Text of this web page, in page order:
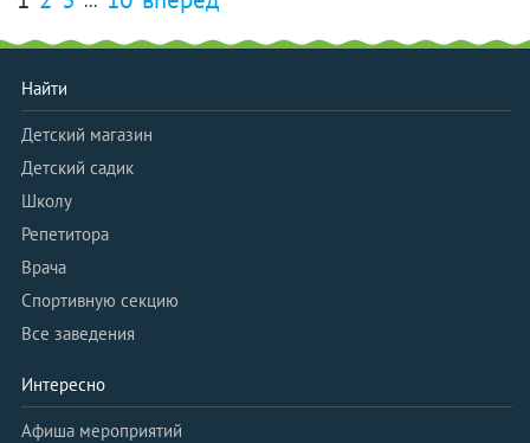
Найти
Детский магазин
Детский садик
Школу
Репетитора
Врача
Спортивную секцию
Все заведения
Интересно
Афиша мероприятий